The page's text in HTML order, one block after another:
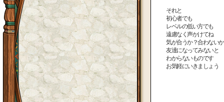
それと
初心者でも
レベルの低い方でも
遠慮なく声かけてね
気が合うか？合わない
友達になってみないと
わからないものです
お気軽にいきましょう